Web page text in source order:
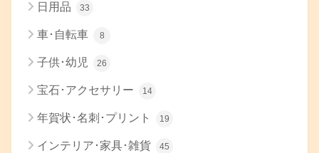
日用品 33
車･自転車 8
子供･幼児 26
宝石･アクセサリー 14
年賀状･名刺･プリント 19
インテリア･家具･雑貨 45